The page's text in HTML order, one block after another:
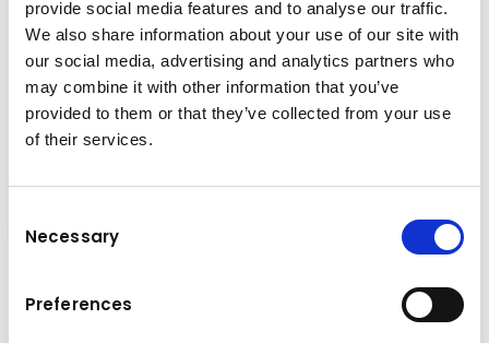
provide social media features and to analyse our traffic.
We also share information about your use of our site with
our social media, advertising and analytics partners who
may combine it with other information that you’ve
provided to them or that they’ve collected from your use
of their services.
Selection
Necessary
Preferences
Dati tecnici